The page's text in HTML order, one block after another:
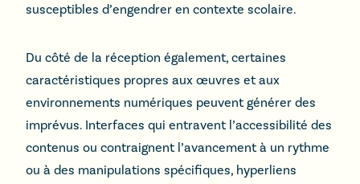
susceptibles d’engendrer en contexte scolaire.
Du côté de la réception également, certaines
caractéristiques propres aux œuvres et aux
environnements numériques peuvent générer des
imprévus. Interfaces qui entravent l’accessibilité des
contenus ou contraignent l’avancement à un rythme
ou à des manipulations spécifiques, hyperliens